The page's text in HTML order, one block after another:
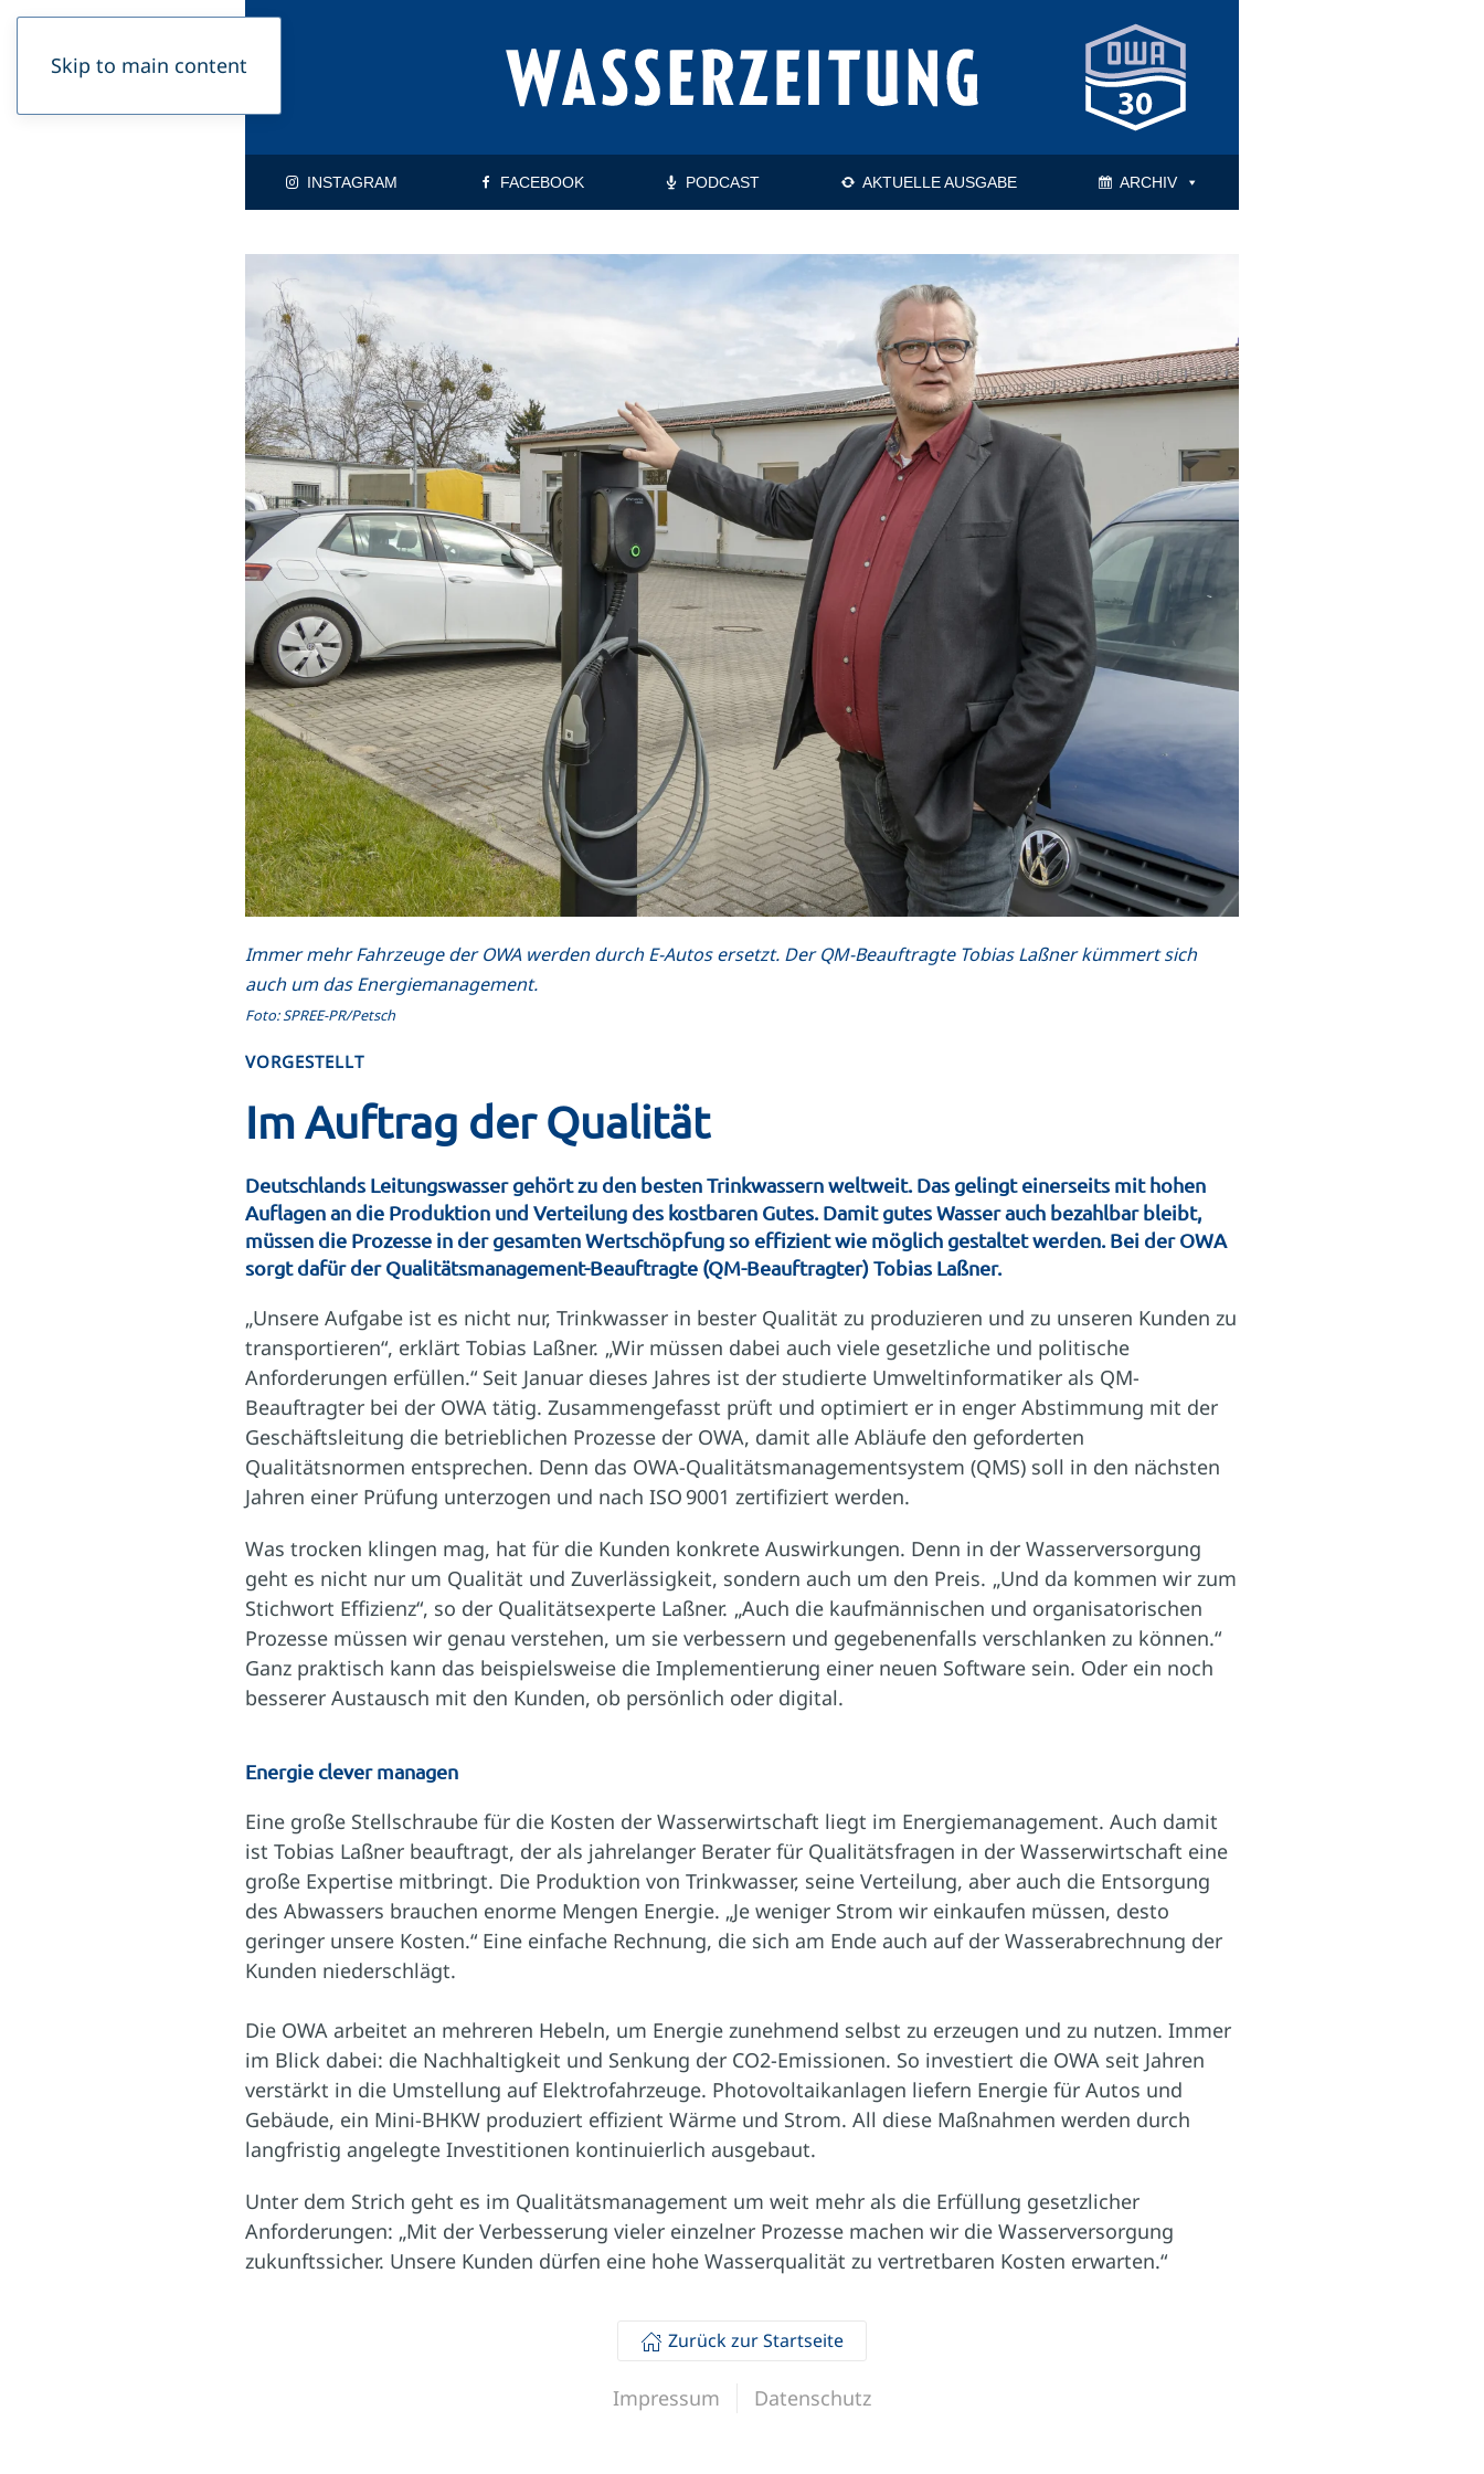
Skip to main content
INSTAGRAM FACEBOOK PODCAST AKTUELLE AUSGABE ARCHIV
Immer mehr Fahrzeuge der OWA werden durch E-Autos ersetzt. Der QM-Beauftragte Tobias Laßner kümmert sich
auch um das Energiemanagement.
Foto: SPREE-PR/Petsch
VORGESTELLT
Im Auftrag der Qualität
Deutschlands Leitungswasser gehört zu den besten Trinkwassern weltweit. Das gelingt einerseits mit hohen
Auflagen an die Produktion und Verteilung des kostbaren Gutes. Damit gutes Wasser auch bezahlbar bleibt,
müssen die Prozesse in der gesamten Wertschöpfung so effizient wie möglich gestaltet werden. Bei der OWA
sorgt dafür der Qualitätsmanagement-Beauftragte (QM-Beauftragter) Tobias Laßner.
„Unsere Aufgabe ist es nicht nur, Trinkwasser in bester Qualität zu produzieren und zu unseren Kunden zu
transportieren“, erklärt Tobias Laßner. „Wir müssen dabei auch viele gesetzliche und politische
Anforderungen erfüllen.“ Seit Januar dieses Jahres ist der studierte Umweltinformatiker als QM-
Beauftragter bei der OWA tätig. Zusammengefasst prüft und optimiert er in enger Abstimmung mit der
Geschäftsleitung die betrieblichen Prozesse der OWA, damit alle Abläufe den geforderten
Qualitätsnormen entsprechen. Denn das OWA-Qualitätsmanagementsystem (QMS) soll in den nächsten
Jahren einer Prüfung unterzogen und nach ISO 9001 zertifiziert werden.
Was trocken klingen mag, hat für die Kunden konkrete Auswirkungen. Denn in der Wasserversorgung
geht es nicht nur um Qualität und Zuverlässigkeit, sondern auch um den Preis. „Und da kommen wir zum
Stichwort Effizienz“, so der Qualitätsexperte Laßner. „Auch die kaufmännischen und organisatorischen
Prozesse müssen wir genau verstehen, um sie verbessern und gegebenenfalls verschlanken zu können.“
Ganz praktisch kann das beispielsweise die Implementierung einer neuen Software sein. Oder ein noch
besserer Austausch mit den Kunden, ob persönlich oder digital.
Energie clever managen
Eine große Stellschraube für die Kosten der Wasserwirtschaft liegt im Energiemanagement. Auch damit
ist Tobias Laßner beauftragt, der als jahrelanger Berater für Qualitätsfragen in der Wasserwirtschaft eine
große Expertise mitbringt. Die Produktion von Trinkwasser, seine Verteilung, aber auch die Entsorgung
des Abwassers brauchen enorme Mengen Energie. „Je weniger Strom wir einkaufen müssen, desto
geringer unsere Kosten.“ Eine einfache Rechnung, die sich am Ende auch auf der Wasserabrechnung der
Kunden niederschlägt.
Die OWA arbeitet an mehreren Hebeln, um Energie zunehmend selbst zu erzeugen und zu nutzen. Immer
im Blick dabei: die Nachhaltigkeit und Senkung der CO2-Emissionen. So investiert die OWA seit Jahren
verstärkt in die Umstellung auf Elektrofahrzeuge. Photovoltaikanlagen liefern Energie für Autos und
Gebäude, ein Mini-BHKW produziert effizient Wärme und Strom. All diese Maßnahmen werden durch
langfristig angelegte Investitionen kontinuierlich ausgebaut.
Unter dem Strich geht es im Qualitätsmanagement um weit mehr als die Erfüllung gesetzlicher
Anforderungen: „Mit der Verbesserung vieler einzelner Prozesse machen wir die Wasserversorgung
zukunftssicher. Unsere Kunden dürfen eine hohe Wasserqualität zu vertretbaren Kosten erwarten.“
Zurück zur Startseite
Impressum Datenschutz